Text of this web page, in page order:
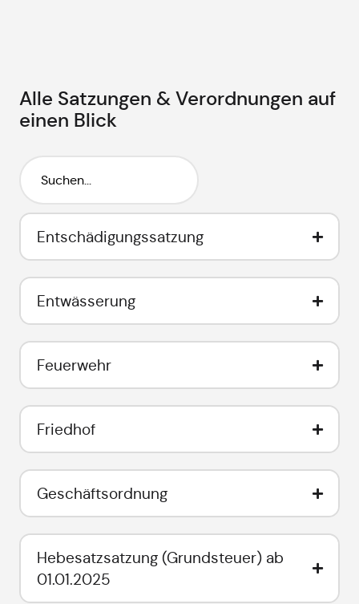
Alle Satzungen & Verordnungen auf
einen Blick
Entschädigungssatzung
Entwässerung
Feuerwehr
Friedhof
Geschäftsordnung
Hebesatzsatzung (Grundsteuer) ab
01.01.2025